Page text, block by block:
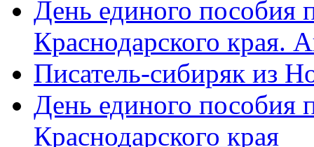
День единого пособия
Краснодарского края.
Писатель-сибиряк из
День единого пособия
Краснодарского края